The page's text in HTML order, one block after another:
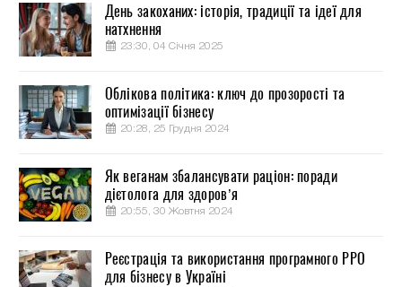
День закоханих: історія, традиції та ідеї для
натхнення
23:30, 04 Січня 2025
Облікова політика: ключ до прозорості та
оптимізації бізнесу
20:28, 25 Грудня 2024
Як веганам збалансувати раціон: поради
дієтолога для здоров’я
20:55, 30 Жовтня 2024
Реєстрація та використання програмного РРО
для бізнесу в Україні